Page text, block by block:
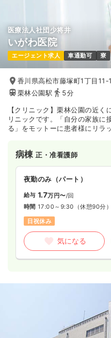
医療法人社団少将井
いがわ医院
エージェント求人 車通勤可 寮
香川県高松市藤塚町1丁目11-1
栗林公園駅
5分
【クリニック】栗林公園の近
リニックです。「自分の家族に
る」をモットーに患者様にリラ
病棟正・准看護師
夜勤のみ（パート）
給与 1.7万円〜/回
時間 17:00～9:30 （休憩90分）
日祝休み
気になる